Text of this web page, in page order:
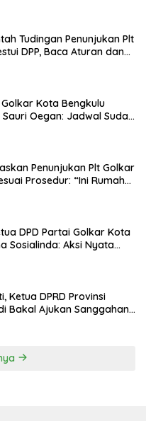
Tudingan Penunjukan Plt
DPP, Baca Aturan dan
Golkar Kota Bengkulu
Oegan: Jadwal Sudah
Penunjukan Plt Golkar
Prosedur: “Ini Rumah
DPD Partai Golkar Kota
Sosialinda: Aksi Nyata
Ketua DPRD Provinsi
Bakal Ajukan Sanggahan